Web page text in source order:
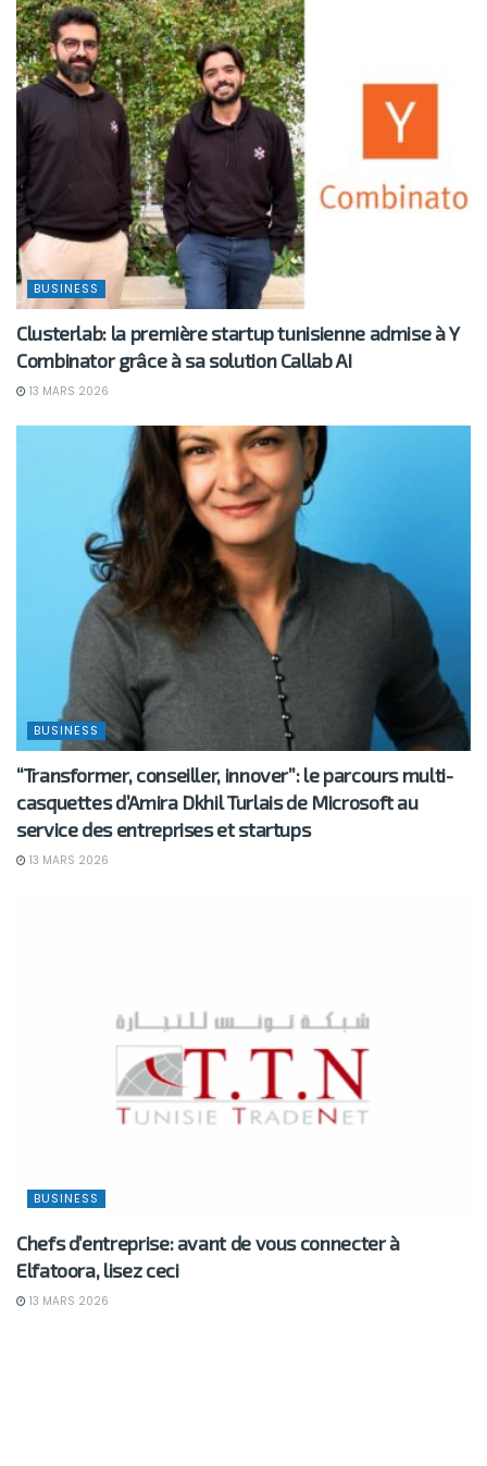
BUSINESS
Clusterlab: la première startup tunisienne admise à Y
Combinator grâce à sa solution Callab AI
13 MARS 2026
BUSINESS
“Transformer, conseiller, innover”: le parcours multi-
casquettes d’Amira Dkhil Turlais de Microsoft au
service des entreprises et startups
13 MARS 2026
BUSINESS
Chefs d’entreprise: avant de vous connecter à
Elfatoora, lisez ceci
13 MARS 2026